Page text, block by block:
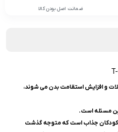
ضمانت اصل بودن کالا
و افزایش استقامت بدن می شوند،
مسئله است.
کودکان جذاب است که متوجه گذشت